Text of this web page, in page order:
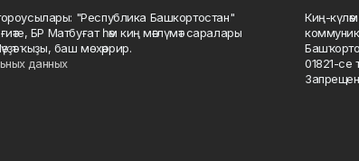
"Республика Башкортостан"
БР Матбуғат һәм киң мәғлүмәт саралары
ҡыҙы, баш мөхәррир.
данных
Киң-
01821-се